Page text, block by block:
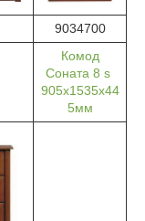
9034700
Комод
Соната 8 s
905х1535х44
5мм